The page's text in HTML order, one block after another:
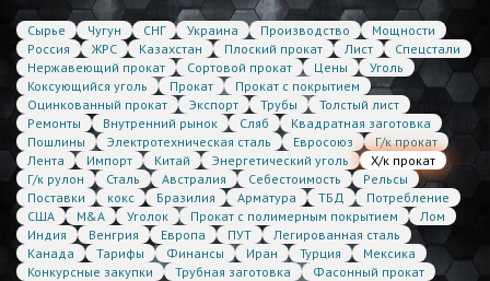
Сырье Чугун СНГ Украина Производство
Мощности
Россия
ЖРС Казахстан Плоский прокат Лист
Спецстали
Нержавеющий прокат
Сортовой прокат Цены
Уголь
Коксующийся уголь
Прокат
Прокат с покрытием
Оцинкованный прокат
Экспорт Трубы
Толстый лист
Ремонты
Внутренний рынок Сляб
Квадратная заготовка
Пошлины
Электротехническая сталь Евросоюз
Г/к прокат
Лента
Импорт Китай Энергетический уголь
Х/к прокат
Г/к рулон
Сталь Австралия Себестоимость
Рельсы
Поставки
кокс Бразилия Арматура ТБД
Потребление
США
M&A Уголок Прокат с полимерным покрытием
Лом
Индия
Венгрия Европа ПУТ
Легированная сталь
Канада
Тарифы Финансы Иран Турция
Мексика
Конкурсные закупки
Трубная заготовка
Фасонный прокат